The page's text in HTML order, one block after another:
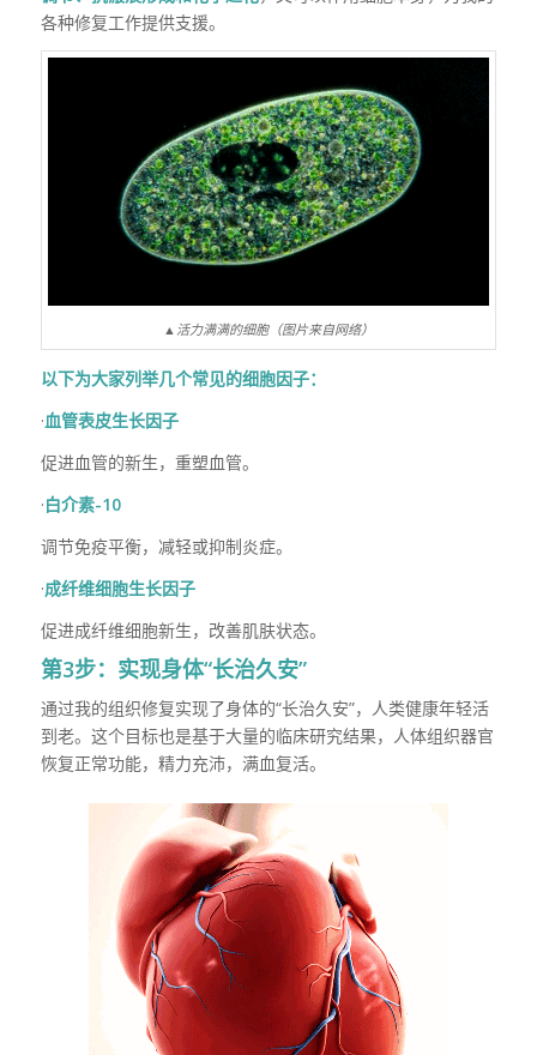
各种修复工作提供支援。
▲活力满满的细胞（图片来自网络）
以下为大家列举几个常见的细胞因子：
·血管表皮生长因子
促进血管的新生，重塑血管。
·白介素-10
调节免疫平衡，减轻或抑制炎症。
·成纤维细胞生长因子
促进成纤维细胞新生，改善肌肤状态。
第3步：实现身体“长治久安”
通过我的组织修复实现了身体的“长治久安”，人类健康年轻活
到老。这个目标也是基于大量的临床研究结果，人体组织器官
恢复正常功能，精力充沛，满血复活。